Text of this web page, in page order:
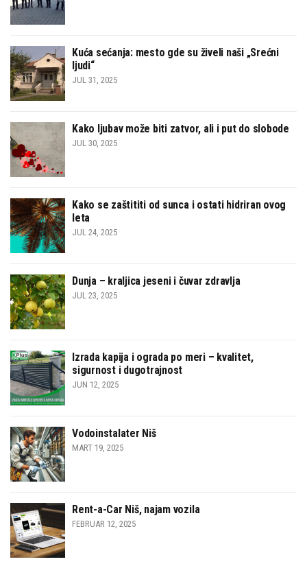
Kuća sećanja: mesto gde su živeli naši „Srećni
ljudi“
JUL 31, 2025
Kako ljubav može biti zatvor, ali i put do slobode
JUL 30, 2025
Kako se zaštititi od sunca i ostati hidriran ovog
leta
JUL 24, 2025
Dunja – kraljica jeseni i čuvar zdravlja
JUL 23, 2025
Izrada kapija i ograda po meri – kvalitet,
sigurnost i dugotrajnost
JUN 12, 2025
Vodoinstalater Niš
MART 19, 2025
Rent-a-Car Niš, najam vozila
FEBRUAR 12, 2025